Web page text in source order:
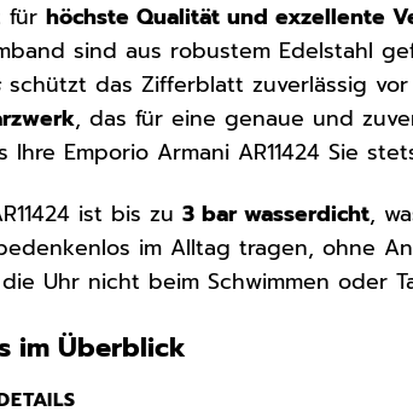
fürhöchste Qualität und exzellente
sind aus robustem Edelstahl
schützt das Zifferblatt zuverlässig
, das für eine genaue und
Ihre Emporio Armani AR11424 Sie
ist bis zu3 bar wasserdicht,
im Alltag tragen, ohne
Uhr nicht beim Schwimmen oder
im Überblick